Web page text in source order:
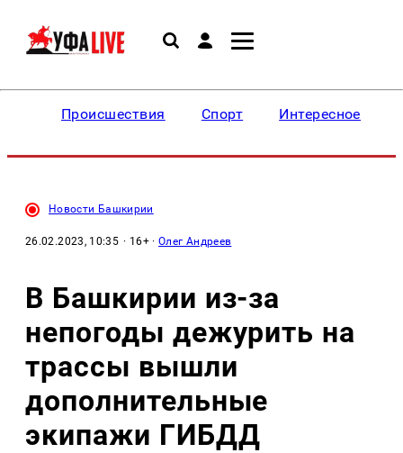
Происшествия Спорт Интересное
Новости Башкирии
26.02.2023, 10:35 · 16+ ·Олег Андреев
В Башкирии из-за
непогоды дежурить на
трассы вышли
дополнительные
экипажи ГИБДД